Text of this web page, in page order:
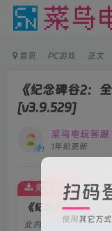
首页 PC游戏 正文
《纪念碑谷2：
[v3.9.529]
菜鸟电玩客服
1年前更新
《纪念碑谷2：全
此内容为免费资源，
免费资源扫码
使用其它方